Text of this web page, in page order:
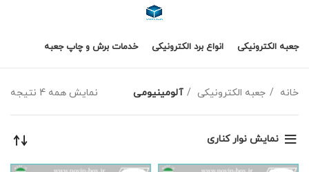
جعبه الکترونیکی انواع برد الکترونیکی خدمات برش و چاپ جعبه
خانه جعبه الکترونیکی آلومینیومی نمایش همه 4 نتیجه
نمایش نوار کناری